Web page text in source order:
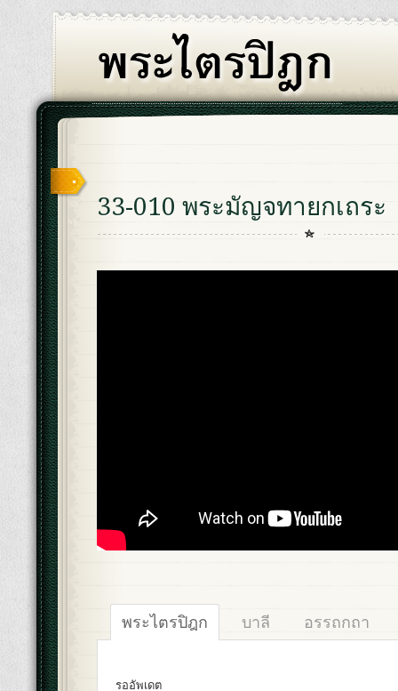
33-010 พระมัญจทายกเถระ
พระไตรปิฎก บาลี อรรถกถา
รออัพเดต